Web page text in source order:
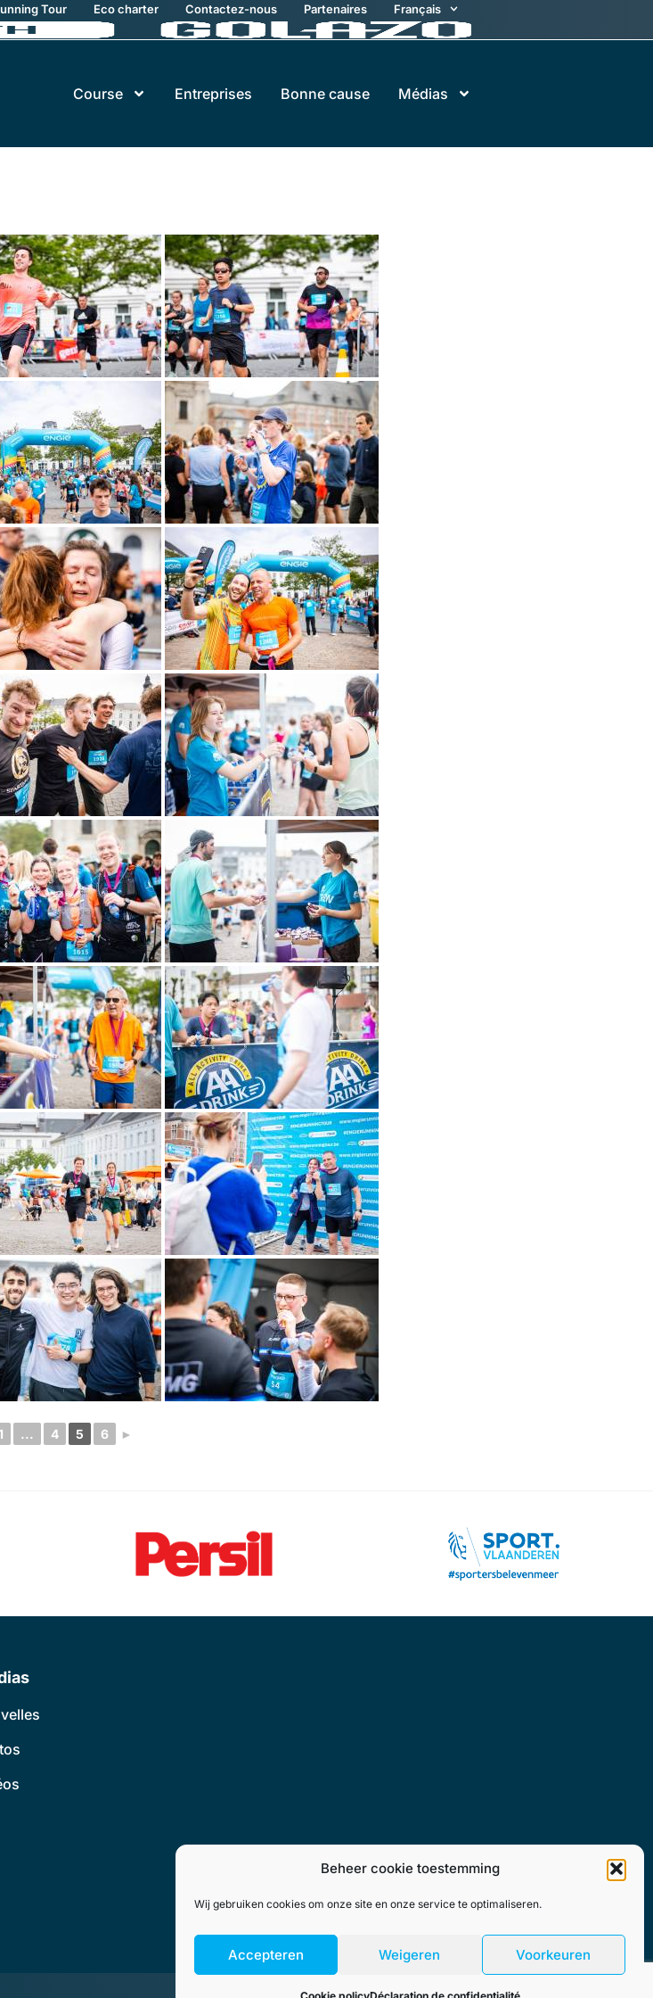
Beheer cookie toestemming
Wij gebruiken cookies om onze site en onze service te optimaliseren.
Accepteren Weigeren Voorkeuren
Tour Eco charter Contactez-nous Partenaires Français
Course Entreprises Bonne cause Médias
... 4 5 6 ►